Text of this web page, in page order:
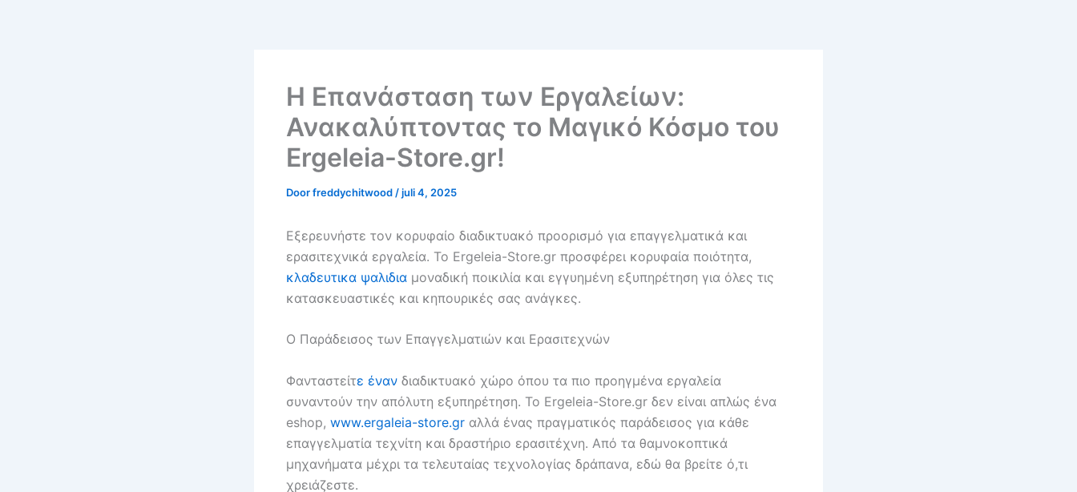
Η Επανάσταση των Εργαλείων:
Ανακαλύπτοντας το Μαγικό Κόσμο του
Ergeleia-Store.gr!
Doorfreddychitwood /juli 4, 2025
Εξερευνήστε τον κορυφαίο διαδικτυακό προορισμό για επαγγελματικά και
ερασιτεχνικά εργαλεία. Το Ergeleia-Store.gr προσφέρει κορυφαία ποιότητα,
κλαδευτικα ψαλιδια μοναδική ποικιλία και εγγυημένη εξυπηρέτηση για όλες τις
κατασκευαστικές και κηπουρικές σας ανάγκες.
Ο Παράδεισος των Επαγγελματιών και Ερασιτεχνών
Φανταστείτε έναν διαδικτυακό χώρο όπου τα πιο προηγμένα εργαλεία
συναντούν την απόλυτη εξυπηρέτηση. Το Ergeleia-Store.gr δεν είναι απλώς ένα
eshop, www.ergaleia-store.gr αλλά ένας πραγματικός παράδεισος για κάθε
επαγγελματία τεχνίτη και δραστήριο ερασιτέχνη. Από τα θαμνοκοπτικά
μηχανήματα μέχρι τα τελευταίας τεχνολογίας δράπανα, εδώ θα βρείτε ό,τι
χρειάζεστε.